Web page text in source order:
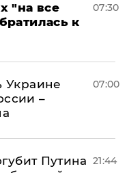
"на все
к
07:30
Украине
–
07:00
Путина 21:44